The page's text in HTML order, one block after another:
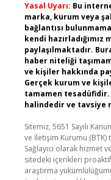
Yasal Uyarı: Bu
marka, kurum veya
bağlantısı
kendi hazırladığımız
paylaşılmaktadır.
haber niteliği
ve kişiler hakkında
Gerçek kurum ve
tamamen
halindedir ve tavsiye
Sitemiz, 5651 Sayılı
ve İletişim Kurumu (BTK)
Sağlayıcı olarak hizmet
sitedeki içerikleri
araştırma